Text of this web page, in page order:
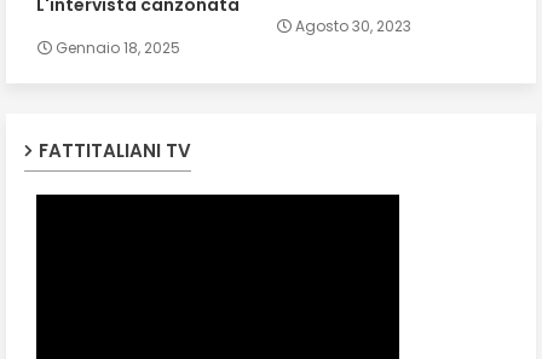
L'intervista canzonata
Gennaio 18, 2025
Agosto 30, 2023
FATTITALIANI TV